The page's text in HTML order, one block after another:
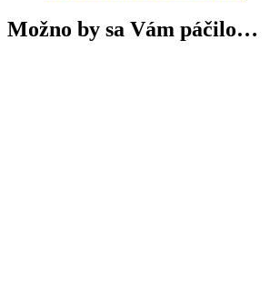
Možno by sa Vám páčilo…